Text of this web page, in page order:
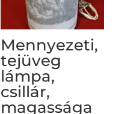
Mennyezeti,
tejüveg
lámpa,
csillár,
magassága